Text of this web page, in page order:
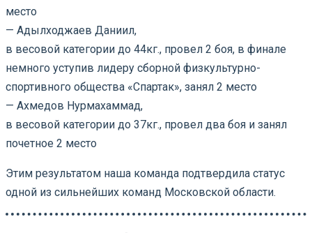
место
— Адылходжаев Даниил,
в весовой категории до 44кг., провел 2 боя, в финале
немного уступив лидеру сборной физкультурно-
спортивного общества «Спартак», занял 2 место
— Ахмедов Нурмахаммад,
в весовой категории до 37кг., провел два боя и занял
почетное 2 место
Этим результатом наша команда подтвердила статус
одной из сильнейших команд Московской области.